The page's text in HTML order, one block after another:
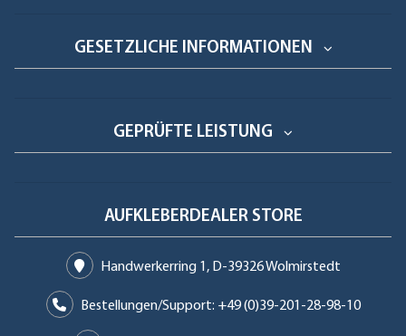
GESETZLICHE INFORMATIONEN
GEPRÜFTE LEISTUNG
AUFKLEBERDEALER STORE
Handwerkerring 1, D-39326 Wolmirstedt
Bestellungen/Support: +49 (0)39-201-28-98-10